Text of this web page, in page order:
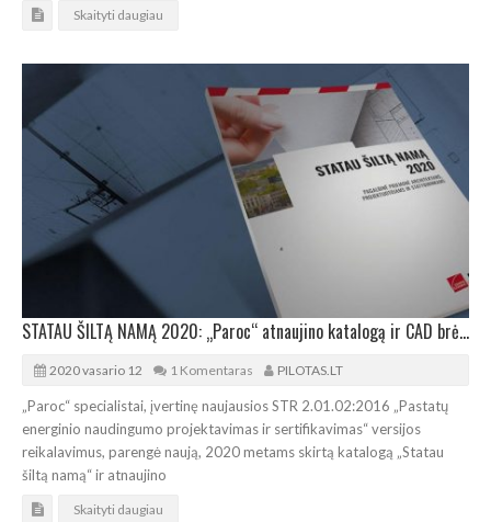
Skaityti daugiau
STATAU ŠILTĄ NAMĄ 2020: „Paroc“ atnaujino katalogą ir CAD brėžinius
2020 vasario 12 1 Komentaras PILOTAS.LT
„Paroc“ specialistai, įvertinę naujausios STR 2.01.02:2016 „Pastatų
energinio naudingumo projektavimas ir sertifikavimas“ versijos
reikalavimus, parengė naują, 2020 metams skirtą katalogą „Statau
šiltą namą“ ir atnaujino
Skaityti daugiau